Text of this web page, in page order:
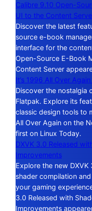
Calibre 9.10 Open-
UI to the Content
Discover the latest
source e-book
interface for the
Open-Source E-Book
Content Server
It’s 1996 All Over
Discover the nostalgia
Flatpak. Explore its
classic design tools to
All Over Again on the
first on Linux Today.
DXVK 3.0 Released
Improvements
Explore the new
shader compilation
your gaming
3.0 Released with
Improvements